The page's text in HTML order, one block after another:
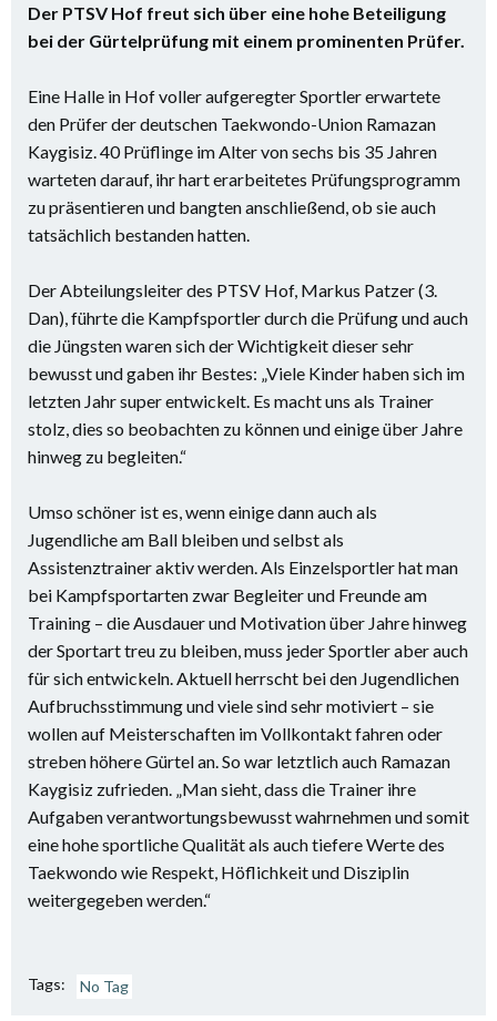
Der PTSV Hof freut sich über eine hohe Beteiligung
bei der Gürtelprüfung mit einem prominenten Prüfer.
Eine Halle in Hof voller aufgeregter Sportler erwartete
den Prüfer der deutschen Taekwondo-Union Ramazan
Kaygisiz. 40 Prüflinge im Alter von sechs bis 35 Jahren
warteten darauf, ihr hart erarbeitetes Prüfungsprogramm
zu präsentieren und bangten anschließend, ob sie auch
tatsächlich bestanden hatten.
Der Abteilungsleiter des PTSV Hof, Markus Patzer (3.
Dan), führte die Kampfsportler durch die Prüfung und auch
die Jüngsten waren sich der Wichtigkeit dieser sehr
bewusst und gaben ihr Bestes: „Viele Kinder haben sich im
letzten Jahr super entwickelt. Es macht uns als Trainer
stolz, dies so beobachten zu können und einige über Jahre
hinweg zu begleiten.“
Umso schöner ist es, wenn einige dann auch als
Jugendliche am Ball bleiben und selbst als
Assistenztrainer aktiv werden. Als Einzelsportler hat man
bei Kampfsportarten zwar Begleiter und Freunde am
Training – die Ausdauer und Motivation über Jahre hinweg
der Sportart treu zu bleiben, muss jeder Sportler aber auch
für sich entwickeln. Aktuell herrscht bei den Jugendlichen
Aufbruchsstimmung und viele sind sehr motiviert – sie
wollen auf Meisterschaften im Vollkontakt fahren oder
streben höhere Gürtel an. So war letztlich auch Ramazan
Kaygisiz zufrieden. „Man sieht, dass die Trainer ihre
Aufgaben verantwortungsbewusst wahrnehmen und somit
eine hohe sportliche Qualität als auch tiefere Werte des
Taekwondo wie Respekt, Höflichkeit und Disziplin
weitergegeben werden.“
Tags: No Tag